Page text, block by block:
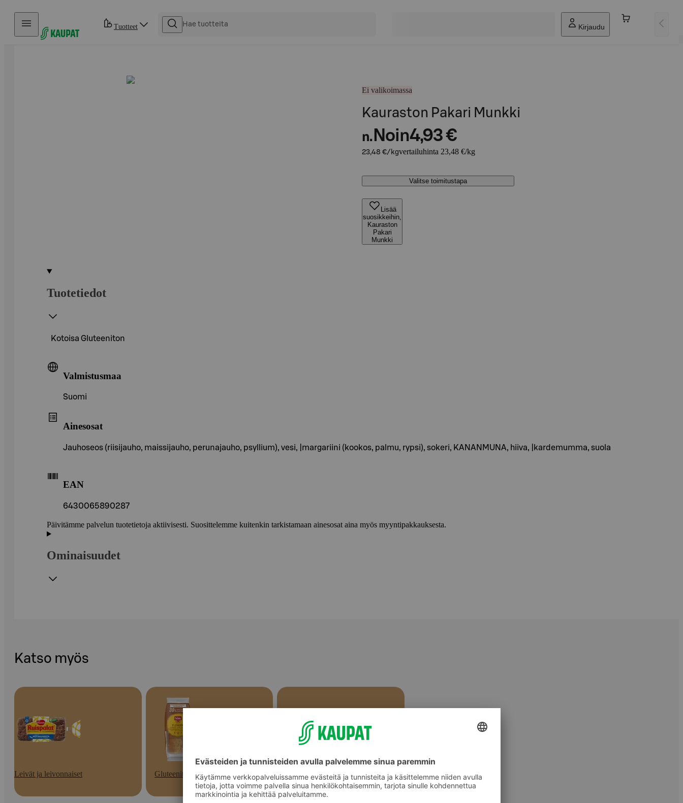
Hyppää sisältöön
Tuotteet Kirjaudu
Ei valikoimassa
Kauraston Pakari Munkki
n. Noin4,93 €
23,48 €/kgvertailuhinta 23,48 €/kg
Valitse toimitustapa
Lisää
suosikkeihin,
Kauraston
Pakari
Munkki
Tuotetiedot
Kotoisa Gluteeniton
Valmistusmaa
Suomi
Ainesosat
Jauhoseos (riisijauho, maissijauho, perunajauho, psyllium), vesi, |margariini (kookos, palmu, rypsi), sokeri, KANANMUNA, hiiva, |kardemumma, suola
EAN
6430065890287
Päivitämme palvelun tuotetietoja aktiivisesti. Suosittelemme kuitenkin tarkistamaan ainesosat aina myös myyntipakkauksesta.
Ominaisuudet
Katso myös
Leivät ja leivonnaiset Gluteenittomat Gluteenittomat makeat leivonnaiset